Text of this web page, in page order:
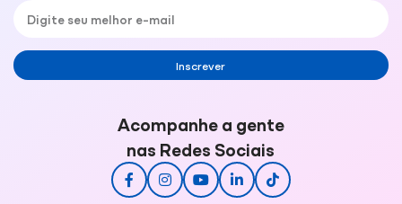
Inscrever
Acompanhe a gente
nas Redes Sociais